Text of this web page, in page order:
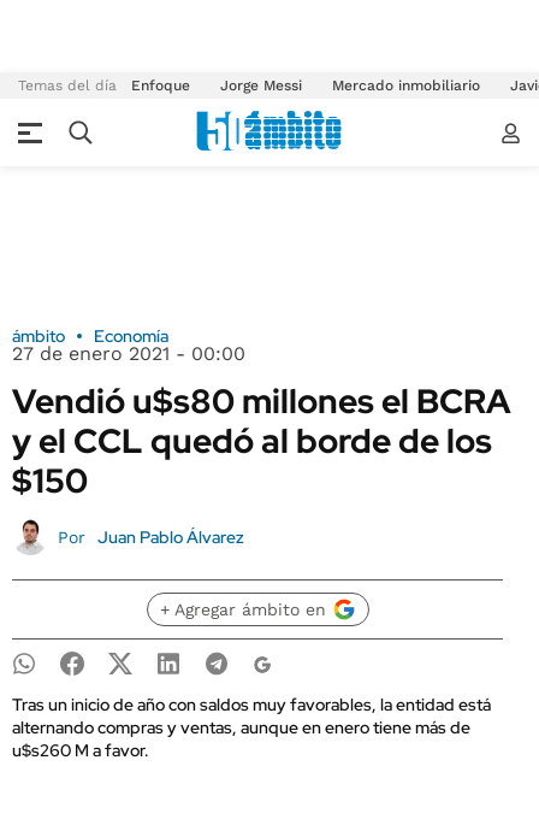
Temas del día Enfoque Jorge Messi Mercado inmobiliario
ámbito Economía
27 de enero 2021 - 00:00
Vendió u$s80 millones el BCRA
y el CCL quedó al borde de los
$150
Por Juan Pablo Álvarez
+ Agregar ámbito en
Tras un inicio de año con saldos muy favorables, la entidad está
alternando compras y ventas, aunque en enero tiene más de
u$s260 M a favor.